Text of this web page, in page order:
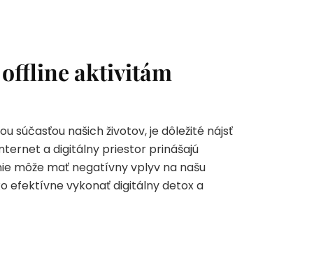
aktivitám
súčasťou našich životov, je dôležité nájsť
a digitálny priestor prinášajú
môže mať negatívny vplyv na našu
efektívne vykonať digitálny detox a